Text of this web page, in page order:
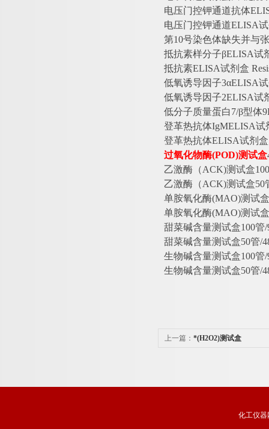
电压门控钾通道抗体
电压门控钾通道ELISA
第10号染色体缺失并与
抵抗素样分子βELISA试
抵抗素ELISA试剂盒
低氧诱导因子3αELISA
低氧诱导因子2ELISA试
低分子质量蛋白7/β型体
登革热抗体IgMELISA试
登革热抗体ELISA试剂
过氧化物酶(POD)测试盒
乙激酶（ACK)测试盒
乙激酶（ACK)测试盒50
单胺氧化酶(MAO)测试
单胺氧化酶(MAO)测试
甜菜碱含量测试盒100管
甜菜碱含量测试盒50管/
生物碱含量测试盒100管
生物碱含量测试盒50管/
上一篇： *(H2O2)测试盒
化工仪器